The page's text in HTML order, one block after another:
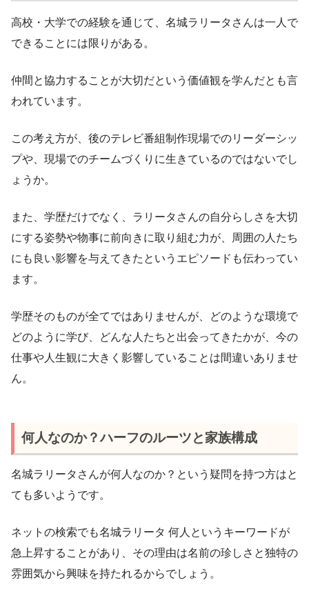
高校・大学での経験を通じて、名城ラリータさんは一人で
できることには限りがある。
仲間と協力することが大切だという価値観を学んだとも言
われています。
この考え方が、後のテレビ番組制作現場でのリーダーシッ
プや、現場でのチームづくりに生きているのではないでし
ょうか。
また、学歴だけでなく、ラリータさんの自分らしさを大切
にする姿勢や物事に前向きに取り組む力が、周囲の人たち
にも良い影響を与えてきたというエピソードも伝わってい
ます。
学歴そのものが全てではありませんが、どのような環境で
どのように学び、どんな人たちと出会ってきたかが、今の
仕事や人生観に大きく影響していることは間違いありませ
ん。
何人なのか？ハーフのルーツと家族構成
名城ラリータさんが何人なのか？という疑問を持つ方はと
ても多いようです。
ネットの検索でも名城ラリータ 何人というキーワードが
急上昇することがあり、その理由は名前の珍しさと独特の
雰囲気から興味を持たれるからでしょう。